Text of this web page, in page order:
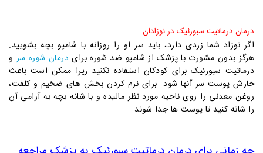
درمان درماتیت سبورئیک در نوزادان
اگر نوزاد شما زردی دارد، باید سر او را روزانه با شامپو بچه بشویید.
هرگز بدون مشورت با پزشک از شامپو ضد شوره برای درمان شوره سرو
درماتیت سبورئیک برای کودکان استفاده نکنید زیرا ممکن است باعث
خارش پوست سر آنها شود. برای نرم کردن بخش های ضخیم و کلفت،
روغن معدنی را روی ناحیه مورد نظر مالیده و با شانه بچه به آرامی آن
را شانه کنید تا پوست ها جدا شوند.